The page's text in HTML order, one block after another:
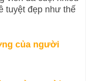
tuyệt đẹp như thế
của người